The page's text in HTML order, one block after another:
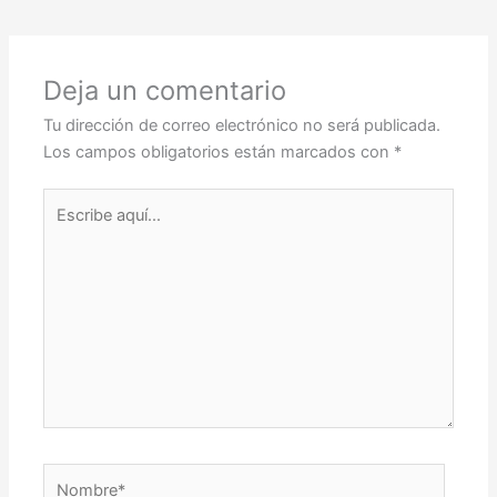
Deja un comentario
Tu dirección de correo electrónico no será publicada.
Los campos obligatorios están marcados con *